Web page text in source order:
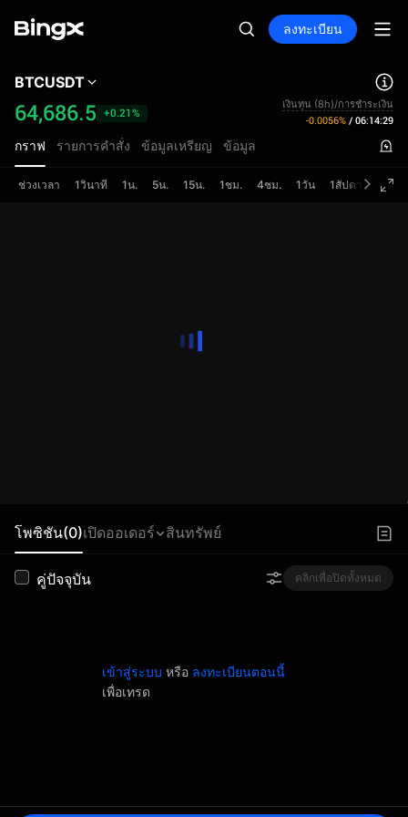
ลงทะเบียน
BTCUSDT
64,686.5 +0.21%
เงินทุน (8h)/การชำระเงิน
-0.0056% / 06:14:29
กราฟ รายการคำสั่ง ข้อมูลเหรียญ ข้อมูล
ช่วงเวลา 1วินาที 1น. 5น. 15น. 1ชม. 4ชม. 1วัน 1สัปดาห์
โพซิชัน(0)เปิดออเดอร์ สินทรัพย์
คู่ปัจจุบัน คลิกเพื่อปิดทั้งหมด
เข้าสู่ระบบ หรือ ลงทะเบียนตอนนี้
เพื่อเทรด